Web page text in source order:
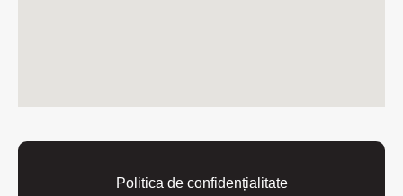
Politica de confidențialitate